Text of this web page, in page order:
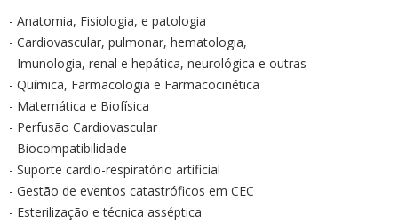
- Anatomia, Fisiologia, e patologia
- Cardiovascular, pulmonar, hematologia,
- Imunologia, renal e hepática, neurológica e outras
- Química, Farmacologia e Farmacocinética
- Matemática e Biofísica
- Perfusão Cardiovascular
- Biocompatibilidade
- Suporte cardio-respiratório artificial
- Gestão de eventos catastróficos em CEC
- Esterilização e técnica asséptica